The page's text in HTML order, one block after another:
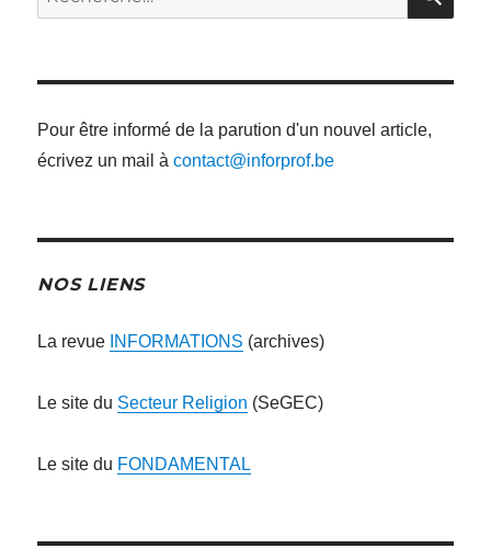
pour
Pour être informé de la parution d'un nouvel article,
écrivez un mail àcontact@inforprof.be
NOS LIENS
La revue INFORMATIONS (archives)
Le site du Secteur Religion (SeGEC)
Le site du FONDAMENTAL